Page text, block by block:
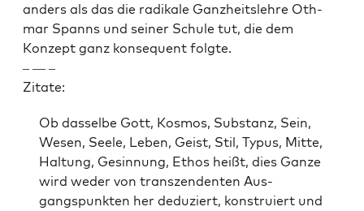
anders als das die radikale Ganzheit­slehre Oth­
mar Spanns und sein­er Schule tut, die dem
Konzept ganz kon­se­quent fol­gte.
– — –
Zitate:
Ob das­selbe Gott, Kos­mos, Sub­stanz, Sein,
Wesen, Seele, Leben, Geist, Stil, Typus, Mitte,
Hal­tung, Gesin­nung, Ethos heißt, dies Ganze
wird wed­er von tran­szen­den­ten Aus­
gangspunk­ten her deduziert, kon­stru­iert und